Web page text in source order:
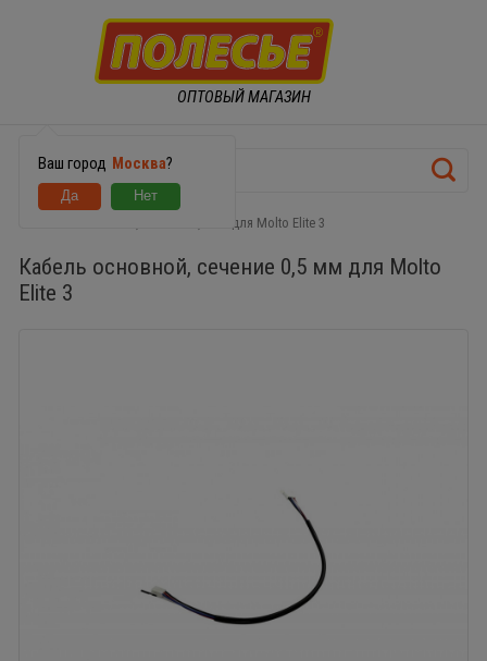
ОПТОВЫЙ МАГАЗИН
Ваш город Москва?
Кабель основной, сечение 0,5 мм для Molto Elite 3
Кабель основной, сечение 0,5 мм для Molto
Elite 3